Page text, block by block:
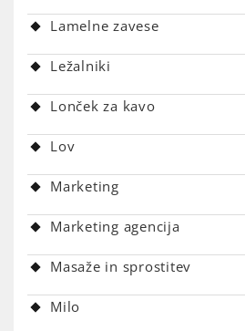
Lamelne zavese
Ležalniki
Lonček za kavo
Lov
Marketing
Marketing agencija
Masaže in sprostitev
Milo